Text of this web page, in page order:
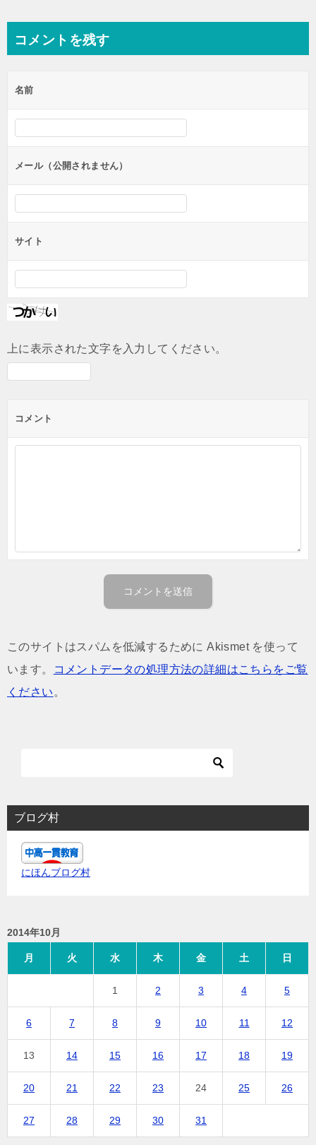
コメントを残す
名前
メール（公開されません）
サイト
上に表示された文字を入力してください。
コメント
このサイトはスパムを低減するために Akismet を使って
います。
コメントデータの処理方法の詳細はこちらをご覧
ください 。
ブログ村
にほんブログ村
2014年10月
月 火 水 木 金 土 日
1 2 3 4 5
6 7 8 9 10 11 12
13 14 15 16 17 18 19
20 21 22 23 24 25 26
27 28 29 30 31